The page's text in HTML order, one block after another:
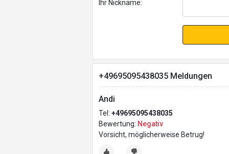
Ihr Nickname:
+49695095438035 Meldungen
Andi
Tel: +49695095438035
Bewertung: Negativ
Vorsicht, möglicherweise Betrug!